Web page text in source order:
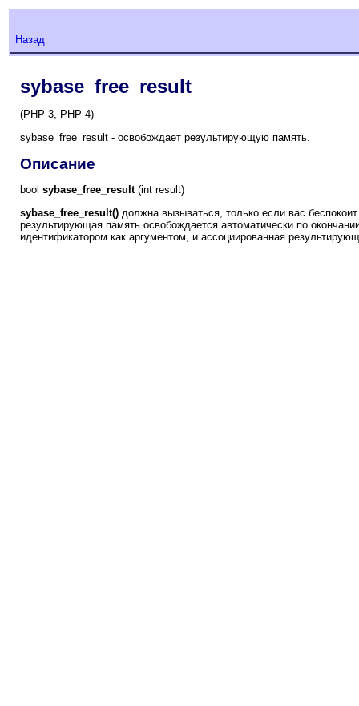
Назад
sybase_free_result
(PHP 3, PHP 4)
sybase_free_result - освобождает результирующую память.
Описание
bool sybase_free_result(int result)
sybase_free_result() должна вызываться, только если вас
результирующая память освобождается автоматически по
идентификатором как аргументом, и ассоциированная